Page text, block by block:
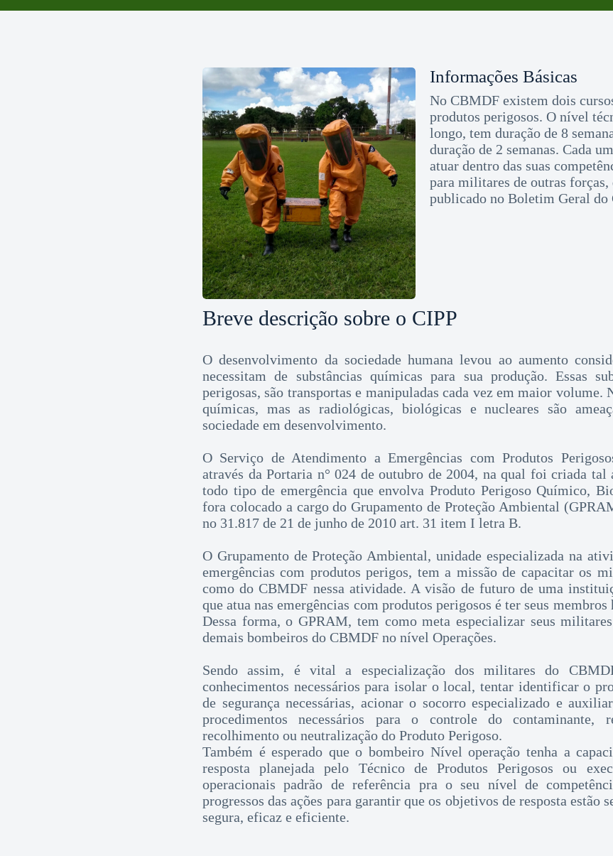
Informações Básicas
No CBMDF existem dois
produtos perigosos. O nível
longo, tem duração de 8
duração de 2 semanas. Cada
atuar dentro das suas
para militares de outras
publicado no Boletim Geral do
Breve descrição sobre o CIPP
O desenvolvimento da sociedade humana levou ao aumento
necessitam de substâncias químicas para sua produção. Essas
perigosas, são transportas e manipuladas cada vez em maior volume.
químicas, mas as radiológicas, biológicas e nucleares são
sociedade em desenvolvimento.
O Serviço de Atendimento a Emergências com Produtos
através da Portaria n° 024 de outubro de 2004, na qual foi criada tal
todo tipo de emergência que envolva Produto Perigoso Químico,
fora colocado a cargo do Grupamento de Proteção Ambiental
no 31.817 de 21 de junho de 2010 art. 31 item I letra B.
O Grupamento de Proteção Ambiental, unidade especializada na
emergências com produtos perigos, tem a missão de capacitar os
como do CBMDF nessa atividade. A visão de futuro de uma
que atua nas emergências com produtos perigosos é ter seus
Dessa forma, o GPRAM, tem como meta especializar seus
demais bombeiros do CBMDF no nível Operações.
Sendo assim, é vital a especialização dos militares do
conhecimentos necessários para isolar o local, tentar identificar o
de segurança necessárias, acionar o socorro especializado e
procedimentos necessários para o controle do contaminante,
recolhimento ou neutralização do Produto Perigoso.
Também é esperado que o bombeiro Nível operação tenha a
resposta planejada pelo Técnico de Produtos Perigosos ou
operacionais padrão de referência pra o seu nível de
progressos das ações para garantir que os objetivos de resposta estão
segura, eficaz e eficiente.